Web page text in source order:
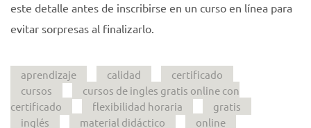
este detalle antes de inscribirse en un curso en línea para
evitar sorpresas al finalizarlo.
aprendizaje calidad
certificado
cursos
cursos de ingles gratis online con
certificado
flexibilidad horaria
gratis
inglés
material didáctico
online